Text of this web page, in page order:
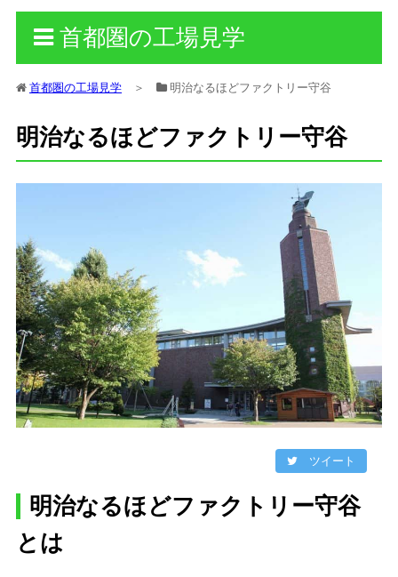
首都圏の工場見学
首都圏の工場見学 ＞ 明治なるほどファクトリー守谷
明治なるほどファクトリー守谷
ツイート
明治なるほどファクトリー守谷
とは